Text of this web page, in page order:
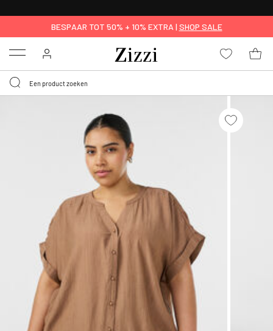
BESPAAR TOT 50% + 10% EXTRA | SHOP SALE
Menu